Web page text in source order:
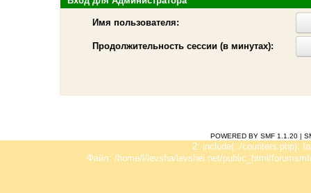
Имя пользователя:
Продолжительность сессии (в минутах):
POWERED BY SMF 1.1.20 |
2: include(../counters.php):
Файл: /home/l/levsha/levshei.net/public_html/